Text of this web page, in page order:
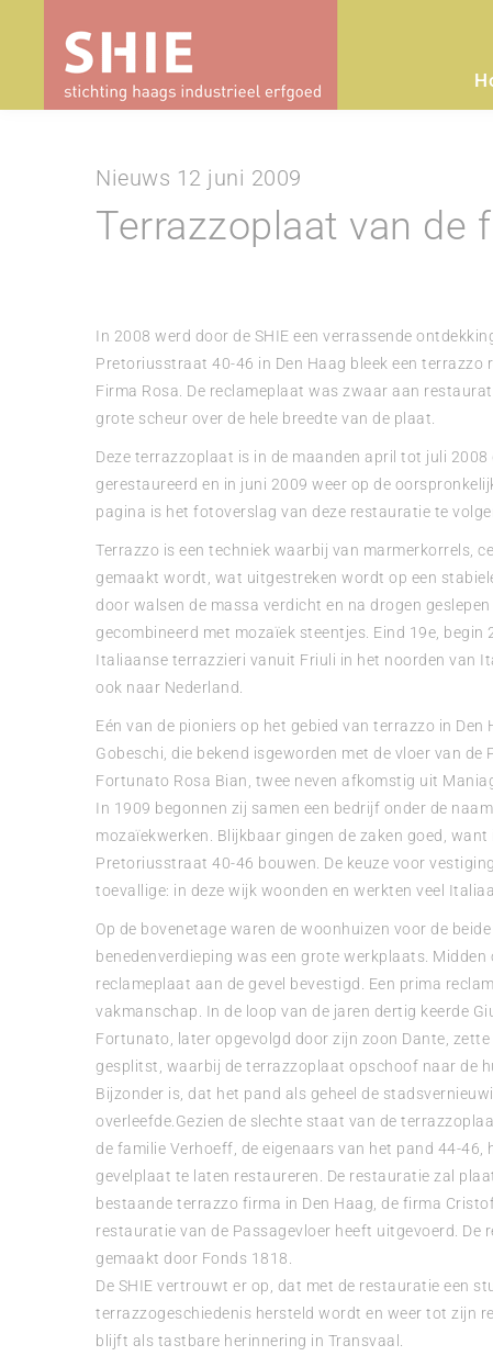
Nieuws 12 juni 2009
Terrazzoplaat van de
In 2008 werd door de SHIE een verrassende
Pretoriusstraat 40-46 in Den Haag bleek een terrazzo
Firma Rosa. De reclameplaat was zwaar aan
grote scheur over de hele breedte van de plaat.
Deze terrazzoplaat is in de maanden april tot juli
gerestaureerd en in juni 2009 weer op de
pagina is het fotoverslag van deze restauratie te
Terrazzo is een techniek waarbij van marmerkorrels,
gemaakt wordt, wat uitgestreken wordt op een
door walsen de massa verdicht en na drogen
gecombineerd met mozaïek steentjes. Eind 19e, begin
Italiaanse terrazzieri vanuit Friuli in het noorden van
ook naar Nederland.
Eén van de pioniers op het gebied van terrazzo in
Gobeschi, die bekend isgeworden met de vloer van de
Fortunato Rosa Bian, twee neven afkomstig uit
In 1909 begonnen zij samen een bedrijf onder de
mozaïekwerken. Blijkbaar gingen de zaken goed,
Pretoriusstraat 40-46 bouwen. De keuze voor
toevallige: in deze wijk woonden en werkten veel
Op de bovenetage waren de woonhuizen voor de
benedenverdieping was een grote werkplaats. Midden
reclameplaat aan de gevel bevestigd. Een prima
vakmanschap. In de loop van de jaren dertig keerde
Fortunato, later opgevolgd door zijn zoon Dante,
gesplitst, waarbij de terrazzoplaat opschoof naar de
Bijzonder is, dat het pand als geheel de
overleefde.Gezien de slechte staat van de
de familie Verhoeff, de eigenaars van het pand 44-46,
gevelplaat te laten restaureren. De restauratie zal
bestaande terrazzo firma in Den Haag, de firma
restauratie van de Passagevloer heeft uitgevoerd. De
gemaakt door Fonds 1818.
De SHIE vertrouwt er op, dat met de restauratie een
terrazzogeschiedenis hersteld wordt en weer tot zijn
blijft als tastbare herinnering in Transvaal.